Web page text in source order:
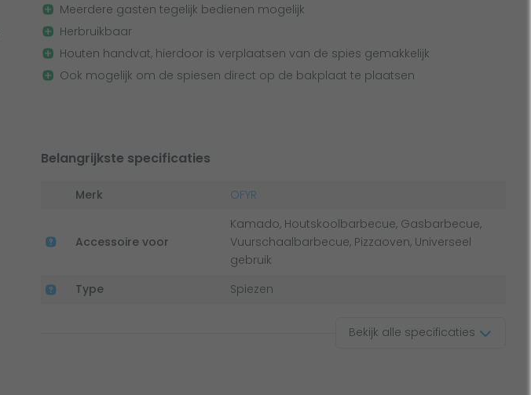
Meerdere gasten tegelijk bedienen mogelijk
Herbruikbaar
Houten handvat, hierdoor is verplaatsen van de spies gemakkelijk
Ook mogelijk om de spiesen direct op de bakplaat te plaatsen
Belangrijkste specificaties
Merk OFYR
Accessoire voor
Kamado, Houtskoolbarbecue, Gasbarbecue,
Vuurschaalbarbecue, Pizzaoven, Universeel
gebruik
Type
Spiezen
Bekijk alle specificaties